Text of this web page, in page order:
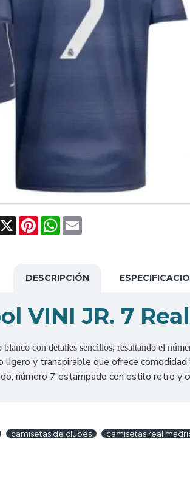
X PinterestWhatsApp
Email
DESCRIPCIÓN
VINI JR. 7
blanco con detalles sencillos, resaltando el
ligero y transpirable que ofrece
número 7 estampado con estilo retro y
camisetas de clubes camisetas real